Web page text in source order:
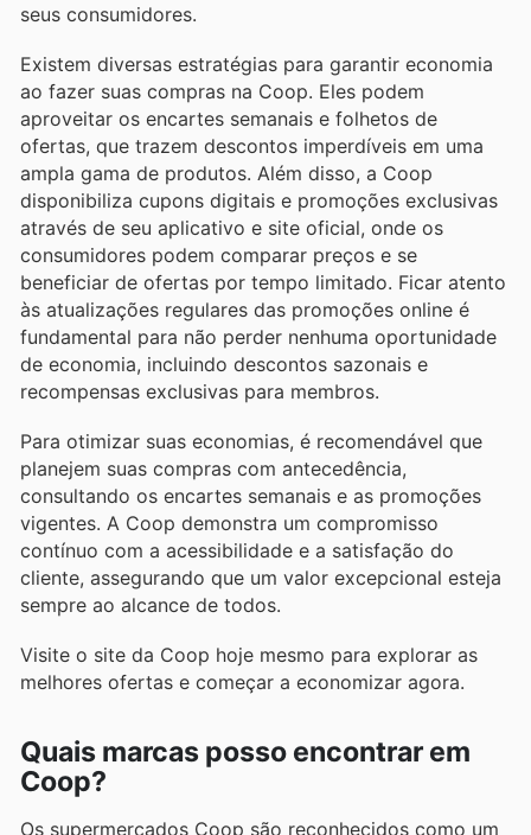
seus consumidores.
Existem diversas estratégias para garantir economia
ao fazer suas compras na Coop. Eles podem
aproveitar os encartes semanais e folhetos de
ofertas, que trazem descontos imperdíveis em uma
ampla gama de produtos. Além disso, a Coop
disponibiliza cupons digitais e promoções exclusivas
através de seu aplicativo e site oficial, onde os
consumidores podem comparar preços e se
beneficiar de ofertas por tempo limitado. Ficar atento
às atualizações regulares das promoções online é
fundamental para não perder nenhuma oportunidade
de economia, incluindo descontos sazonais e
recompensas exclusivas para membros.
Para otimizar suas economias, é recomendável que
planejem suas compras com antecedência,
consultando os encartes semanais e as promoções
vigentes. A Coop demonstra um compromisso
contínuo com a acessibilidade e a satisfação do
cliente, assegurando que um valor excepcional esteja
sempre ao alcance de todos.
Visite o site da Coop hoje mesmo para explorar as
melhores ofertas e começar a economizar agora.
Quais marcas posso encontrar em
Coop?
Os supermercados Coop são reconhecidos como um